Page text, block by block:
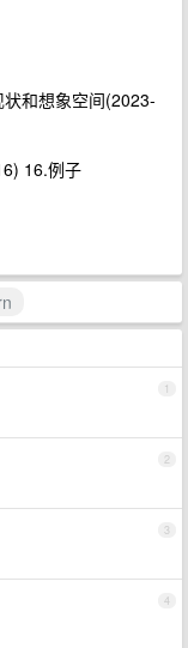
和想象空间(2023-
16.例子
1
2
3
4